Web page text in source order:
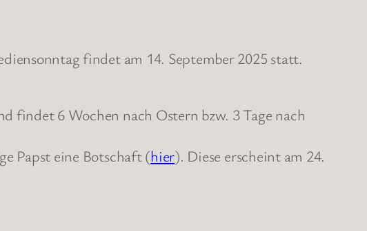
findet am 14. September 2025 statt.
findet 6 Wochen nach Ostern bzw. 3 Tage nach
Papst eine Botschaft (hier). Diese erscheint am 24.